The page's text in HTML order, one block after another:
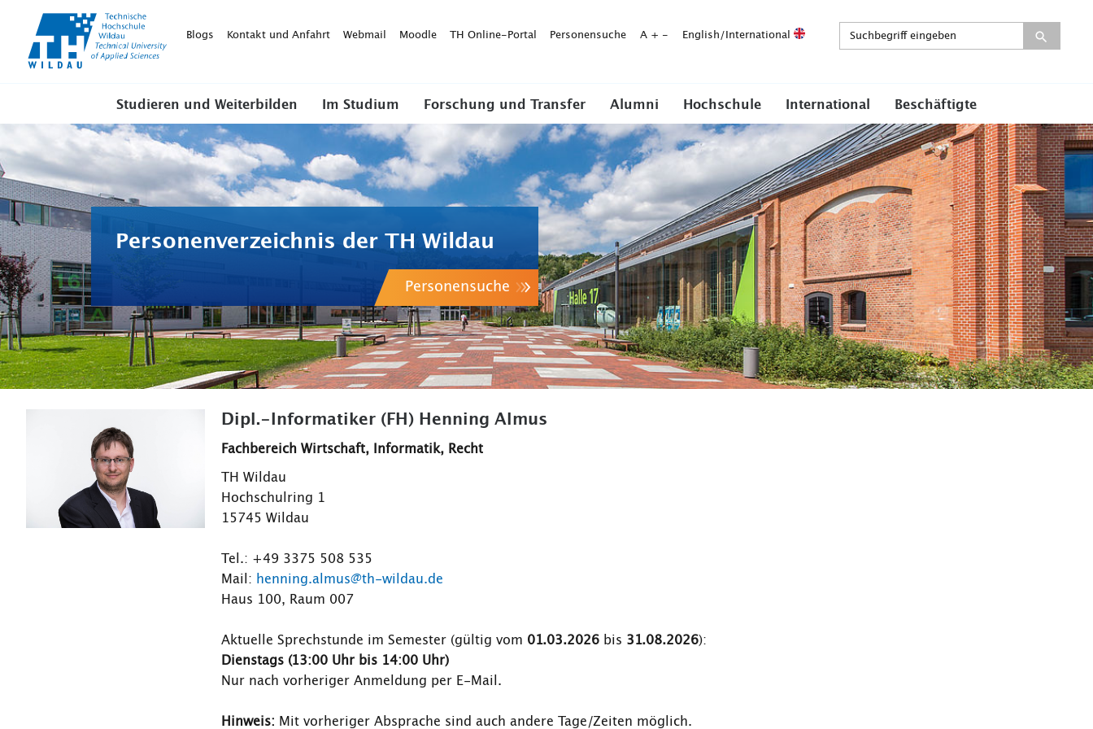
WildauBlogs Kontakt und Anfahrt Webmail Moodle TH Online-Portal Personensuche A + - English/International
Studieren und Weiterbilden Im Studium Forschung und Transfer Alumni Hochschule International Beschäftigte
Personenverzeichnis der TH Wildau
Personensuche
Dipl.-Informatiker (FH) Henning Almus
Fachbereich Wirtschaft, Informatik, Recht
TH Wildau
Hochschulring 1
15745 Wildau
Tel.: +49 3375 508 535
Mail: henning.almus@th-wildau.de
Haus 100, Raum 007
Aktuelle Sprechstunde im Semester (gültig vom 01.03.2026 bis 31.08.2026):
Dienstags (13:00 Uhr bis 14:00 Uhr)
Nur nach vorheriger Anmeldung per E-Mail.
Hinweis: Mit vorheriger Absprache sind auch andere Tage/Zeiten möglich.